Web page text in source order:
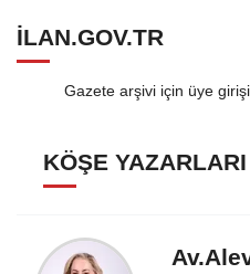
ILAN.GOV.TR
Gazete arşivi için üye
KÖŞE YAZARLARI